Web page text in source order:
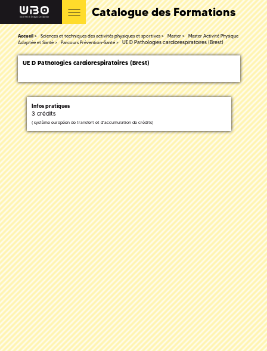
Catalogue des Formations
Accueil Sciences et techniques des activités physiques et sportives Master
Master Activité Physique
Adaptée et Santé
Parcours Prévention-Santé UE D Pathologies cardiorespiratoires (Brest)
UE D Pathologies cardiorespiratoires (Brest)
Infos pratiques
3 crédits
( système européen de transfert et d'accumulation de crédits)